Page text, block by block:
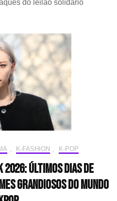
do leilão solidário
K-FASHION K-POP
2026: Últimos dias de
grandiosos do mundo